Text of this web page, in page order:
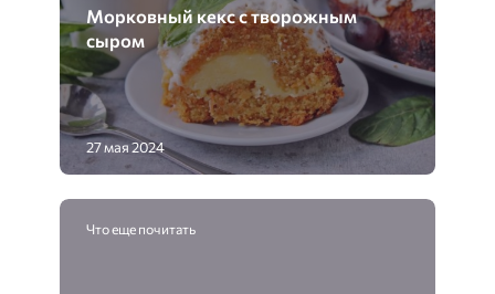
Морковный кекс с творожным
сыром
27 мая 2024
Что еще почитать